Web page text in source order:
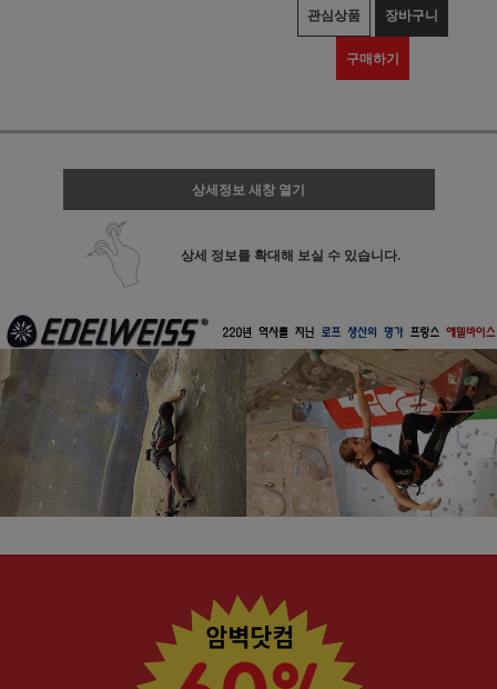
관심상품 장바구니
구매하기
상세정보 새창 열기
상세 정보를 확대해 보실 수 있습니다.